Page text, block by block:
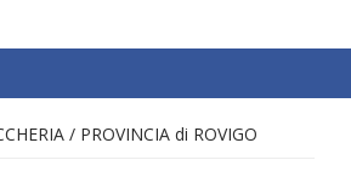
/ PROVINCIA di ROVIGO